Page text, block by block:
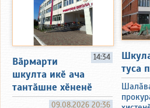
14:34
Вӑрмарти
шкулта икӗ ача
тантӑшне хӗненӗ
09.08.2026 20:36
туса